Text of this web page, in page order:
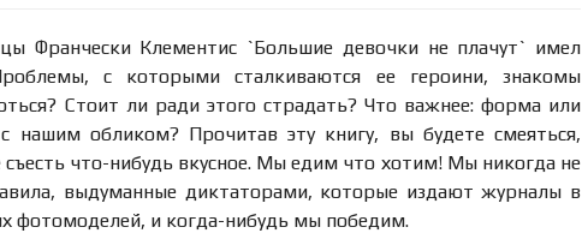
Франчески Клементис `Большие девочки не плачут` имел
с которыми сталкиваются ее героини, знакомы
Стоит ли ради этого страдать? Что важнее: форма или
нашим обликом? Прочитав эту книгу, вы будете смеяться,
что-нибудь вкусное. Мы едим что хотим! Мы никогда не
выдуманные диктаторами, которые издают журналы в
фотомоделей, и когда-нибудь мы победим.